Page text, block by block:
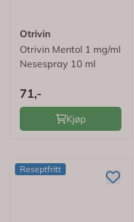
Otrivin
Otrivin Mentol 1 mg/ml
Nesespray 10 ml
71,-
Kjøp
Reseptfritt